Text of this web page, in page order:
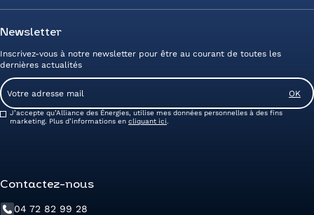
Mix énergie
Efficacité énergétique
Photovoltaïque
Energy Management
Entreprise zéro carbone
Comparateur Gaz
Prix du Gaz
Nous rejoindre
Devenez Partenaire
Avis clients Alliance des Energies
Contactez-nous
Service client
Newsletter
Inscrivez-vous à notre newsletter pour être au courant de toutes les
dernières actualités
Consent
J’accepte qu’Alliance des Énergies, utilise mes données personnelles à des fins
marketing. Plus d’informations en cliquant ici.
Email
Contactez-nous
04 72 82 99 28